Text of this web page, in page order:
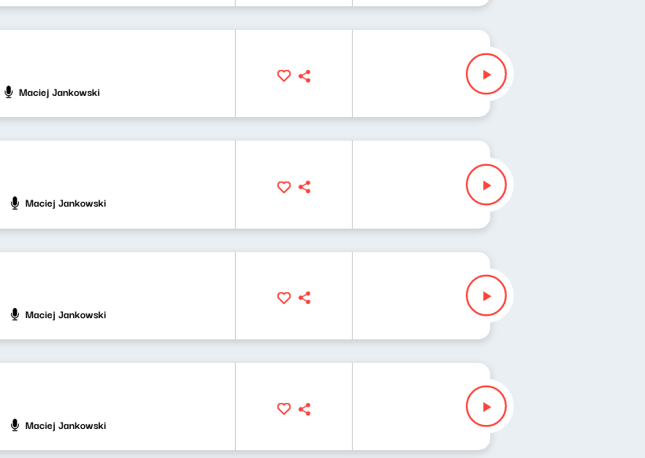
Maciej Jankowski
Maciej Jankowski
Maciej Jankowski
Maciej Jankowski